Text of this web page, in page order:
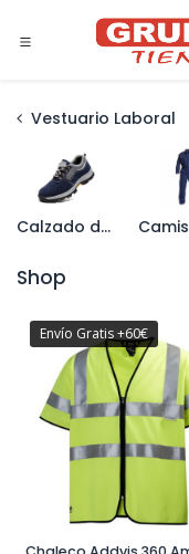
Vestuario Laboral
Calzado de Seguridad
Shop
Envío Gratis +60€